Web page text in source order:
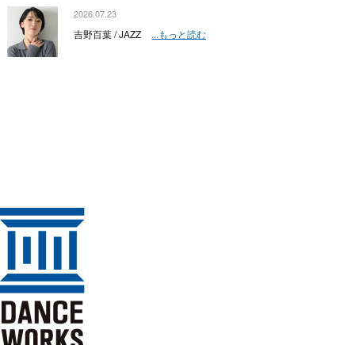
2026.07.23
吉野百葉 / JAZZ ...もっと読む